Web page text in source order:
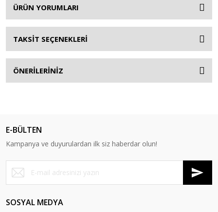
ÜRÜN YORUMLARI
TAKSİT SEÇENEKLERİ
ÖNERİLERİNİZ
E-BÜLTEN
Kampanya ve duyurulardan ilk siz haberdar olun!
SOSYAL MEDYA